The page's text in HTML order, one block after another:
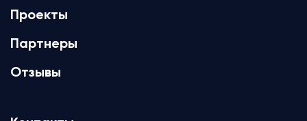
Проекты
Партнеры
Отзывы